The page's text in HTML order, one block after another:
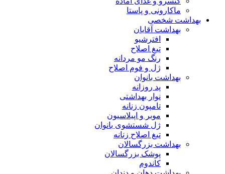
ماکارونی و پاستا
بهداشت شخصی
بهداشت آقایان
افترشیو
تیغ اصلاح
رنگ مو مردانه
ژل و فوم اصلاح
بهداشت بانوان
پد روزانه
نوار بهداشتی
تامپون زنانه
موبر و اپیلاسیون
ژل شستشوی بانوان
تیغ اصلاح زنانه
بهداشت بزرگسالان
پوشک بزرگسالان
کاندوم